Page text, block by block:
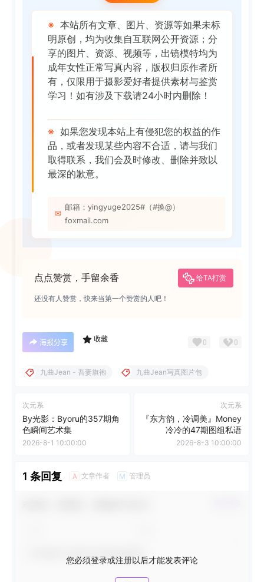
※ 本站所有文章、图片、资源等如果未标
明原创，均为收集自互联网公开资源；分
享的图片、资源、视频等，出镜模特均为
成年女性正常写真内容，版权归原作者所
有，仅限用于摄影爱好者提供素材与鉴赏
学习！如有涉及下载请24小时内删除！
※ 如果您发现本站上有侵犯您的权益的作
品，或者发现某些内容不合适，请与我们
取得联系，我们会及时修改、删除并致以
最深的歉意。
✉
邮箱：yingyuge2025#（#换@）
foxmail.com
点点赞赏，手留余香 给TA打赏
还没有人赞赏，快来当第一个赞赏的人吧！
海报分享 收藏 0 0
九曲Jean - 吾妻旗袍 九曲Jean写真图片包
次元系
By光影：Byoru的357期角
色瞬间艺术集
2026-8-1 10:00:00
次元系
『东方韵，冷调美』Money
冷冷的47期图组私语
2026-8-3 10:00:00
1 条回复 A 文章作者 M 管理员
您必须登录或注册以后才能发表评论